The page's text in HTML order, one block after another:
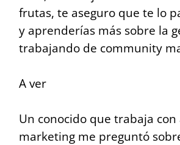
frutas, te aseguro que te lo
y aprenderías más sobre la
trabajando de community
A ver
Un conocido que trabaja
marketing me preguntó